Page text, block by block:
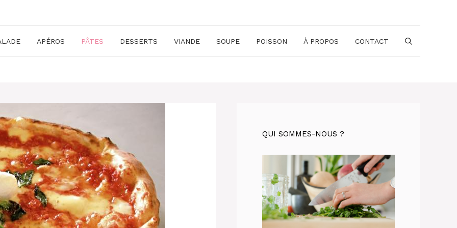
APÉROS PÂTES DESSERTS VIANDE SOUPE POISSON À PROPOS CONTACT
QUI SOMMES-NOUS ?